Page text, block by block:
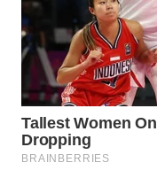
DEPOK
WN
TAPANULI
UTARA
WN
SAMOSIR